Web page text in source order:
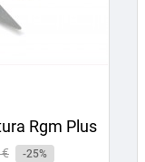
Rgm Plus
€ -25%